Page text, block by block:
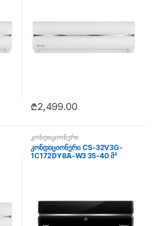
₾2,499.00
კონდიციონერი
კონდიციონერი CS-32V3G-
1C172DY8A-W3 35-40 მ²